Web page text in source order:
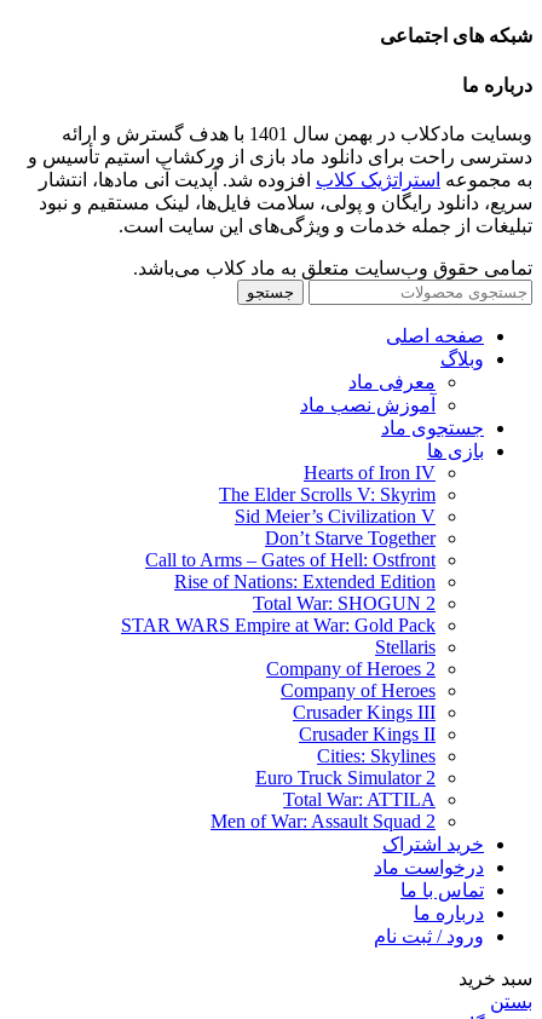
شبکه های اجتماعی
درباره ما
وبسایت مادکلاب در بهمن سال 1401 با هدف گسترش و ارائه
دسترسی راحت برای دانلود ماد بازی از ورکشاپ استیم تأسیس و
به مجموعه استراتژیک کلاب افزوده شد. آپدیت آنی مادها، انتشار
سریع، دانلود رایگان و پولی، سلامت فایل‌ها، لینک مستقیم و نبود
تبلیغات از جمله خدمات و ویژگی‌های این سایت است.
تمامی حقوق وب‌سایت متعلق به ماد کلاب می‌باشد.
جستجو
صفحه اصلی
وبلاگ
معرفی ماد
آموزش نصب ماد
جستجوی ماد
بازی ها
Hearts of Iron IV
The Elder Scrolls V: Skyrim
Sid Meier’s Civilization V
Don’t Starve Together
Call to Arms – Gates of Hell: Ostfront
Rise of Nations: Extended Edition
Total War: SHOGUN 2
STAR WARS Empire at War: Gold Pack
Stellaris
Company of Heroes 2
Company of Heroes
Crusader Kings III
Crusader Kings II
Cities: Skylines
Euro Truck Simulator 2
Total War: ATTILA
Men of War: Assault Squad 2
خرید اشتراک
درخواست ماد
تماس با ما
درباره ما
ورود / ثبت نام
سبد خرید
بستن